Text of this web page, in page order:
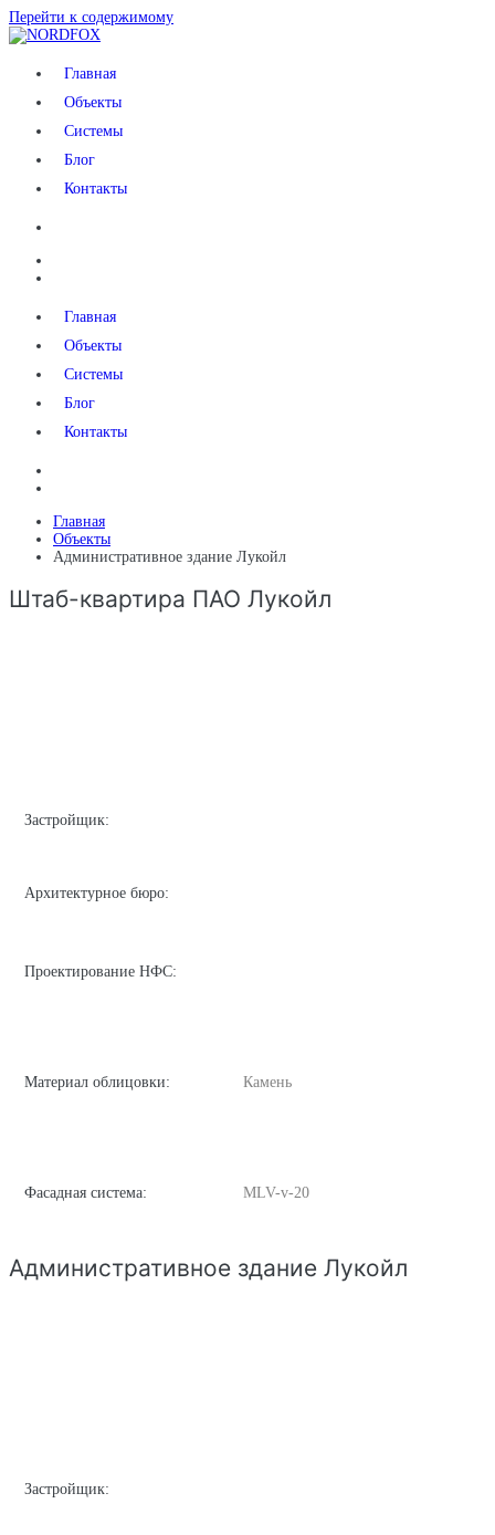
Перейти к содержимому
NORDFOXГлавная
Объекты
Системы
Блог
Контакты
Главная
Объекты
Системы
Блог
Контакты
Главная
Объекты
Административное здание Лукойл
Штаб-квартира ПАО Лукойл
Застройщик:
Архитектурное бюро:
Проектирование НФС:
Материал облицовки: Камень
Фасадная система: MLV-v-20
Административное здание Лукойл
Застройщик: